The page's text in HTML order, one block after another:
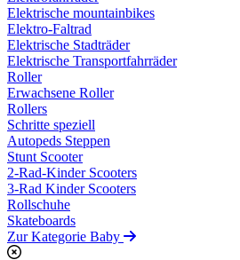
Elektrische mountainbikes
Elektro-Faltrad
Elektrische Stadträder
Elektrische Transportfahrräder
Roller
Erwachsene Roller
Rollers
Schritte speziell
Autopeds Steppen
Stunt Scooter
2-Rad-Kinder Scooters
3-Rad Kinder Scooters
Rollschuhe
Skateboards
Zur Kategorie Baby